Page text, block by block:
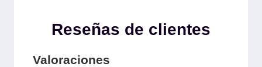
Reseñas de clientes
Valoraciones